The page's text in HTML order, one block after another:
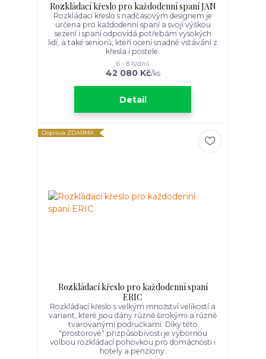
Rozkládací křeslo pro každodenní spaní JAN
Rozkládací křeslo s nadčasovým designem je
určena pro každodenní spaní a svojí výškou
sezení i spaní odpovídá potřebám vysokých
lidí, a také seniorů, kteří ocení snadné vstávání z
křesla i postele.
42 080 Kč/ks
6 - 8 týdnů
Detail
Doprava ZDARMA
Rozkládací křeslo pro každodenní spaní
ERIC
Rozkládací křeslo s velkým množství velikostí a
variant, které jsou dány různě širokými a různě
tvarovanými područkami. Díky této
"prostorové" přizpůsobivosti je výbornou
volbou rozkládací pohovkou pro domácnosti i
hotely a penziony.